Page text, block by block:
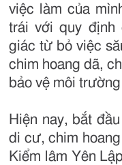
việc làm của
trái với quy
giác từ bỏ việc
chim hoang dã,
bảo vệ môi
Hiện nay, bắt
di cư, chim
Kiểm lâm Yên